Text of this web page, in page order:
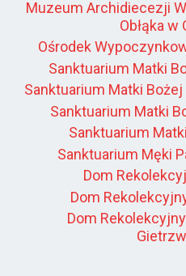
Muzeum Archidiecezji
Obłąka w
Ośrodek
Sanktuarium Matki
Sanktuarium Matki
Sanktuarium Matki
Sanktuarium
Sanktuarium Męki
Dom
Dom
Dom